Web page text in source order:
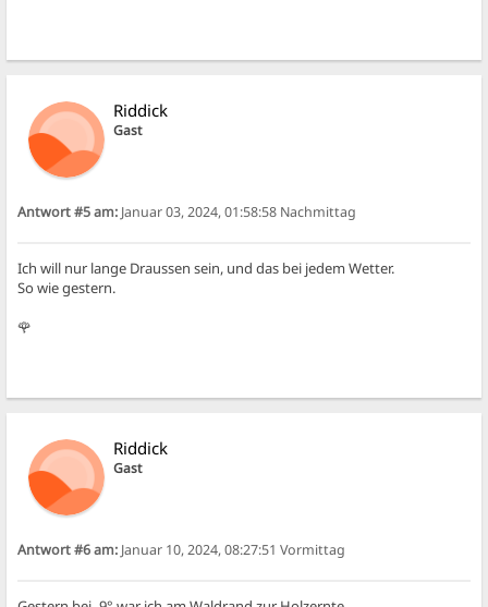
Riddick
Gast
Antwort #5 am: Januar 03, 2024, 01:58:58 Nachmittag
Ich will nur lange Draussen sein, und das bei jedem Wetter.
So wie gestern.
🌹
Riddick
Gast
Antwort #6 am: Januar 10, 2024, 08:27:51 Vormittag